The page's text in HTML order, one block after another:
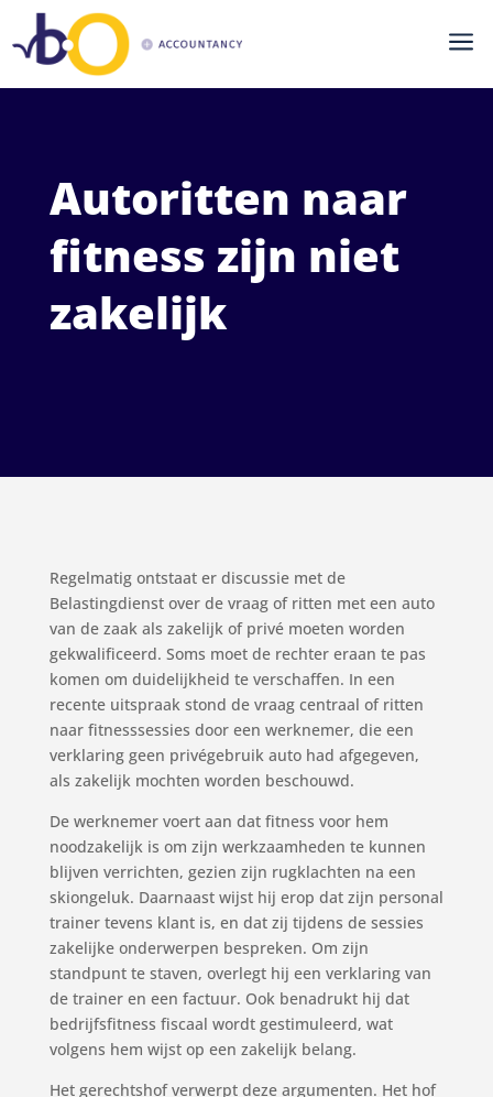
a
Autoritten naar
fitness zijn niet
zakelijk
Regelmatig ontstaat er discussie met de
Belastingdienst over de vraag of ritten met een auto
van de zaak als zakelijk of privé moeten worden
gekwalificeerd. Soms moet de rechter eraan te pas
komen om duidelijkheid te verschaffen. In een
recente uitspraak stond de vraag centraal of ritten
naar fitnesssessies door een werknemer, die een
verklaring geen privégebruik auto had afgegeven,
als zakelijk mochten worden beschouwd.
De werknemer voert aan dat fitness voor hem
noodzakelijk is om zijn werkzaamheden te kunnen
blijven verrichten, gezien zijn rugklachten na een
skiongeluk. Daarnaast wijst hij erop dat zijn personal
trainer tevens klant is, en dat zij tijdens de sessies
zakelijke onderwerpen bespreken. Om zijn
standpunt te staven, overlegt hij een verklaring van
de trainer en een factuur. Ook benadrukt hij dat
bedrijfsfitness fiscaal wordt gestimuleerd, wat
volgens hem wijst op een zakelijk belang.
Het gerechtshof verwerpt deze argumenten. Het hof